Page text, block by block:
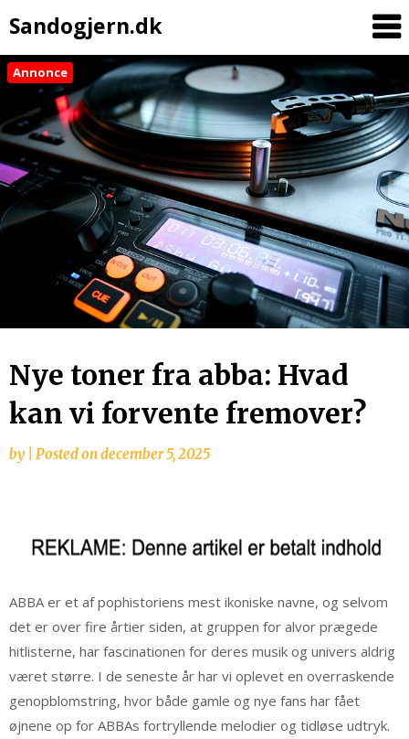
Sandogjern.dk
to
content
Annonce
Nye toner fra abba: Hvad
kan vi forvente fremover?
by Posted ondecember 5, 2025
ABBA er et af pophistoriens mest ikoniske navne, og selvom
det er over fire årtier siden, at gruppen for alvor prægede
hitlisterne, har fascinationen for deres musik og univers aldrig
været større. I de seneste år har vi oplevet en overraskende
genopblomstring, hvor både gamle og nye fans har fået
øjnene op for ABBAs fortryllende melodier og tidløse udtryk.